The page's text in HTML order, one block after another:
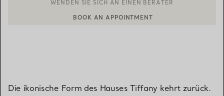
Die ikonische Form des Hauses Tiffany kehrt zurück.